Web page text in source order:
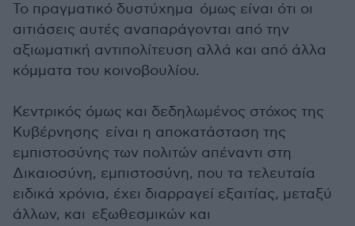
Το πραγματικό δυστύχημα όμως είναι ότι οι
αιτιάσεις αυτές αναπαράγονται από την
αξιωματική αντιπολίτευση αλλά και από άλλα
κόμματα του κοινοβουλίου.
Κεντρικός όμως και δεδηλωμένος στόχος της
Κυβέρνησης είναι η αποκατάσταση της
εμπιστοσύνης των πολιτών απέναντι στη
Δικαιοσύνη, εμπιστοσύνη, που τα τελευταία
ειδικά χρόνια, έχει διαρραγεί εξαιτίας, μεταξύ
άλλων, και εξωθεσμικών και